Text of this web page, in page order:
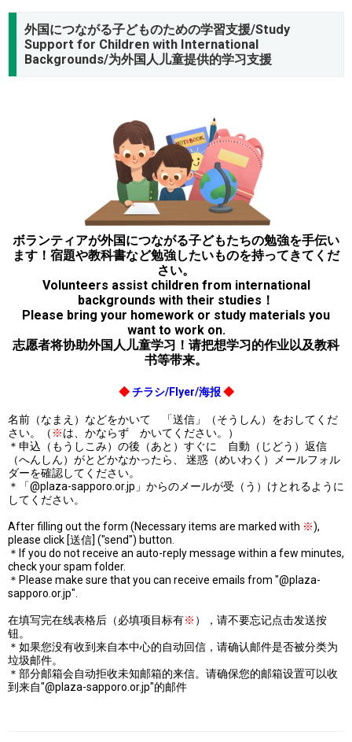
外国につながる子どものための学習支援/Study
Support for Children with International
Backgrounds/为外国人儿童提供的学习支援
ボランティアが外国につながる子どもたちの勉強を手伝い
ます！宿題や教科書など勉強したいものを持ってきてくだ
さい。
Volunteers assist children from international
backgrounds with their studies！
Please bring your homework or study materials you
want to work on.
志愿者将协助外国人儿童学习！请把想学习的作业以及教科
书等带来。
◆ チラシ/Flyer/海报 ◆
名前（なまえ）などをかいて 「送信」（そうしん）をおしてくだ
さい。（ ※は、かならず かいてください。）
＊申込（もうしこみ）の後（あと）すぐに 自動（じどう）返信
（へんしん）がとどかなかったら、 迷惑（めいわく）メールフォル
ダーを確認してください。
＊「@plaza-sapporo.or.jp」からのメールが受（う）けとれるように
してください。
After filling out the form (Necessary items are marked with ※),
please click [送信] ("send") button.
＊If you do not receive an auto-reply message within a few minutes,
check your spam folder.
＊Please make sure that you can receive emails from "@plaza-
sapporo.or.jp".
在填写完在线表格后（必填项目标有※ ），请不要忘记点击发送按
钮。
＊如果您没有收到来自本中心的自动回信，请确认邮件是否被分类为
垃圾邮件。
＊部分邮箱会自动拒收未知邮箱的来信。请确保您的邮箱设置可以收
到来自"@plaza-sapporo.or.jp"的邮件